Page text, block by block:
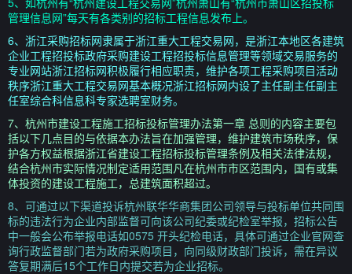
管理信息网”每天有各类别的招标工程信息发布上。
6、浙江采购招标网隶属于浙江重大工程交易网，是浙江本地区各建筑
企业工程招投标政府采购建设工程招投标信息管理等领域交易服务的
专业网站浙江招标网积极履行相应职责，维护各项工程采购项目活动
秩序浙江重大工程交易网基本概况浙江招标网内设了主任副主任副主
任室综合科信息科专家选聘室财务。
7、杭州市建设工程施工招标投标管理办法第一章 总则的内容主要包
括以下几点目的与依据本办法旨在加强管理，维护建筑市场秩序，保
护各方权益根据浙江省建设工程招标投标管理条例及相关法律法规，
结合杭州市实际情况制定适用范围凡在杭州市市区范围内，国有或集
体投资的建设工程施工，总建筑面积超过。
8、可通过以下渠道投诉杭州联华华商集团公司领导与投标单位共同围
标的违法行为企业内部监督可向该公司纪委或纪检室举报，招标公告
中一般会公布举报电话如0575 开头纪检电话，具体可通过企业官网查
询行政监督部门若为政府采购项目，向同级财政部门投诉，需在异议
答复期满后15个工作日内提交若为企业招标。